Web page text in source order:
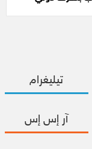
تيليغرام
آر إس إس